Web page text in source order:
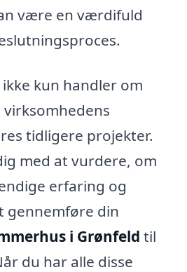
være en værdifuld
kun handler om
virksomhedens
tidligere projekter.
med at vurdere, om
erfaring og
gennemføre din
i Grønfeld til
du har alle disse